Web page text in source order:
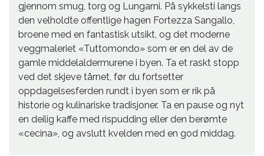
gjennom smug, torg og Lungarni. På sykkelsti langs
den velholdte offentlige hagen Fortezza Sangallo,
broene med en fantastisk utsikt, og det moderne
veggmaleriet «Tuttomondo» som er en del av de
gamle middelaldermurene i byen. Ta et raskt stopp
ved det skjeve tårnet, før du fortsetter
oppdagelsesferden rundt i byen som er rik på
historie og kulinariske tradisjoner. Ta en pause og nyt
en deilig kaffe med rispudding eller den berømte
«cecina», og avslutt kvelden med en god middag.